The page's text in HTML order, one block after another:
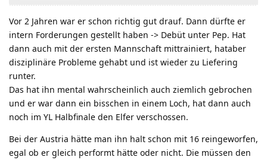
Vor 2 Jahren war er schon richtig gut drauf. Dann dürfte er
intern Forderungen gestellt haben -> Debüt unter Pep. Hat
dann auch mit der ersten Mannschaft mittrainiert, hataber
disziplinäre Probleme gehabt und ist wieder zu Liefering
runter.
Das hat ihn mental wahrscheinlich auch ziemlich gebrochen
und er war dann ein bisschen in einem Loch, hat dann auch
noch im YL Halbfinale den Elfer verschossen.
Bei der Austria hätte man ihn halt schon mit 16 reingeworfen,
egal ob er gleich performt hätte oder nicht. Die müssen den